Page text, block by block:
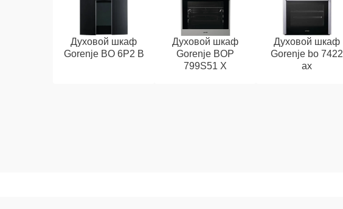
Духовой шкаф
Gorenje BO 6P2 B
Духовой шкаф
Gorenje BOP
799S51 X
Духовой шкаф
Gorenje bo 7422
ax